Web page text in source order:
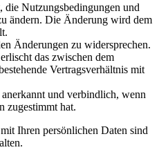
die Nutzungsbedingungen und
ändern. Die Änderung wird dem
Änderungen zu widersprechen.
das zwischen dem
Vertragsverhältnis mit
und verbindlich, wenn
zugestimmt hat.
Ihren persönlichen Daten sind